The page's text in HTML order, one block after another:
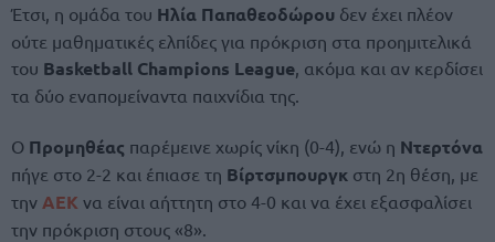
Έτσι, η ομάδα του Ηλία Παπαθεοδώρου δεν έχει πλέον
ούτε μαθηματικές ελπίδες για πρόκριση στα προημιτελικά
του Basketball Champions League , ακόμα και αν κερδίσει
τα δύο εναπομείναντα παιχνίδια της.
Ο Προμηθέας παρέμεινε χωρίς νίκη (0-4), ενώ η Ντερτόνα
πήγε στο 2-2 και έπιασε τη Βίρτσμπουργκ στη 2η θέση, με
την ΑΕΚ να είναι αήττητη στο 4-0 και να έχει εξασφαλίσει
την πρόκριση στους «8».